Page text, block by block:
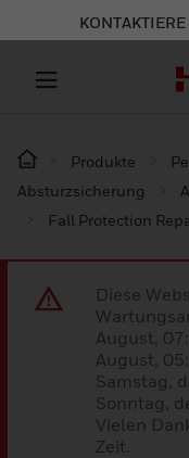
Produkte
Absturzsicherung
Fall Protection
Diese
August,
August,
Samstag,
Sonntag,
Vielen
Zeit.